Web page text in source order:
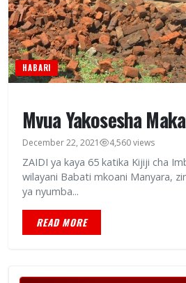
HABARI
Mvua Yakosesha
December 22, 2021 4,560 views
ZAIDI ya kaya 65 katika Kijiji cha
wilayani Babati mkoani Manyara,
ya nyumba...
READ MORE